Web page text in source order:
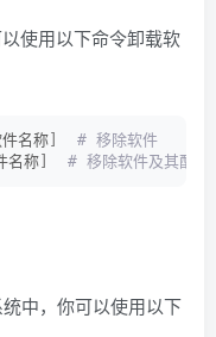
使用以下命令卸载软
名称
# 移除软件
名称 # 移除软件及其配置
中，你可以使用以下